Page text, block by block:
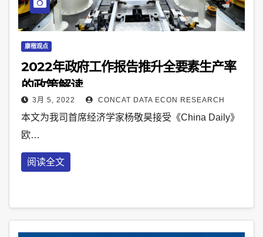
康楷观点
2022年政府工作报告推升全要素生产率
的政策解读
3月 5, 2022 CONCAT DATA ECON RESEARCH
本文为我司首席经济学家杨敬昊接受《China Daily》
欧…
阅读全文